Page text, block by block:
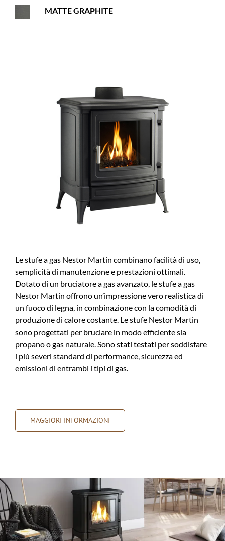
MATTE GRAPHITE
Le stufe a gas Nestor Martin combinano facilità di uso,
semplicità di manutenzione e prestazioni ottimali.
Dotato di un bruciatore a gas avanzato, le stufe a gas
Nestor Martin offrono un’impressione vero realistica di
un fuoco di legna, in combinazione con la comodità di
produzione di calore costante. Le stufe Nestor Martin
sono progettati per bruciare in modo efficiente sia
propano o gas naturale. Sono stati testati per soddisfare
i più severi standard di performance, sicurezza ed
emissioni di entrambi i tipi di gas.
MAGGIORI INFORMAZIONI